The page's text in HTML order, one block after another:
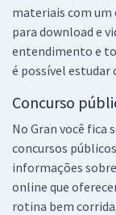
materiais com um
para download e
entendimento e
é possível estudar
Concurso
No Gran você fica
concursos
informações
online que
rotina bem